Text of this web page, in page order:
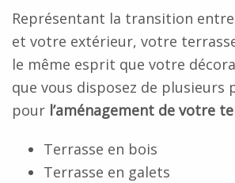
Représentant la transition
et votre extérieur, votre
le même esprit que votre
que vous disposez de plusieurs
pour l’aménagement de votre
Terrasse en bois
Terrasse en galets